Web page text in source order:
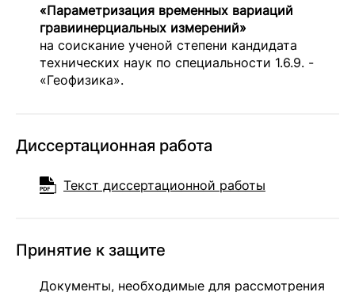
«Параметризация временных вариаций
гравиинерциальных измерений»
на соискание ученой степени кандидата
технических наук по специальности 1.6.9. -
«Геофизика».
Диссертационная работа
Текст диссертационной работы
Принятие к защите
Документы, необходимые для рассмотрения